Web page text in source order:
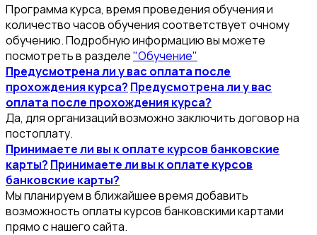
Программа курса, время проведения обучения и
количество часов обучения соответствует очному
обучению. Подробную информацию вы можете
посмотреть в разделе"Обучение"
Предусмотрена ли у вас оплата после
прохождения курса? Предусмотрена ли у вас
оплата после прохождения курса?
Да, для организаций возможно заключить договор на
постоплату.
Принимаете ли вы к оплате курсов банковские
карты? Принимаете ли вы к оплате курсов
банковские карты?
Мы планируем в ближайшее время добавить
возможность оплаты курсов банковскими картами
прямо с нашего сайта.